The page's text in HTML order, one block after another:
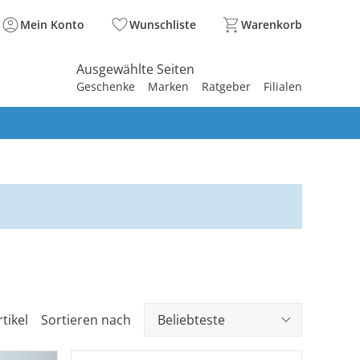
Mein Konto Wunschliste Warenkorb
Ausgewählte Seiten
Geschenke Marken Ratgeber Filialen
Sortieren nach